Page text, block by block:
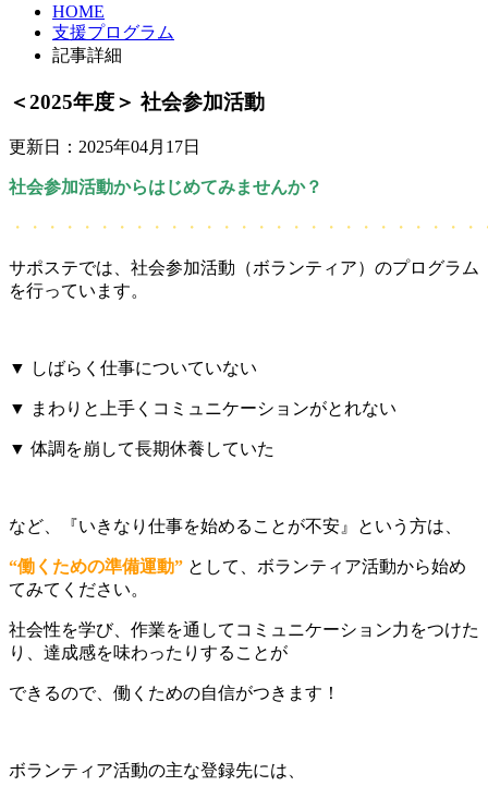
HOME
支援プログラム
記事詳細
＜2025年度＞ 社会参加活動
更新日：2025年04月17日
社会参加活動からはじめてみませんか？
・・・・・・・・・・・・・・・・・・・・・・・・・・
サポステでは、社会参加活動（ボランティア）のプログラム
を行っています。
▼ しばらく仕事についていない
▼ まわりと上手くコミュニケーションがとれない
▼ 体調を崩して長期休養していた
など、『いきなり仕事を始めることが不安』という方は、
“働くための準備運動” として、ボランティア活動から始め
てみてください。
社会性を学び、作業を通してコミュニケーション力をつけた
り、達成感を味わったりすることが
できるので、働くための自信がつきます！
ボランティア活動の主な登録先には、